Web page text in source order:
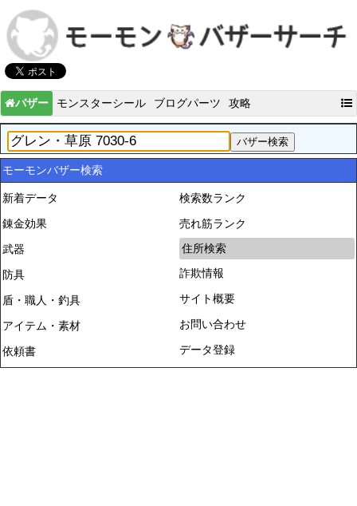
バザー モンスターシール ブログパーツ 攻略
モーモンバザー検索
新着データ
錬金効果
武器
防具
盾・職人・釣具
アイテム・素材
依頼書
検索数ランク
売れ筋ランク
住所検索
詐欺情報
サイト概要
お問い合わせ
データ登録